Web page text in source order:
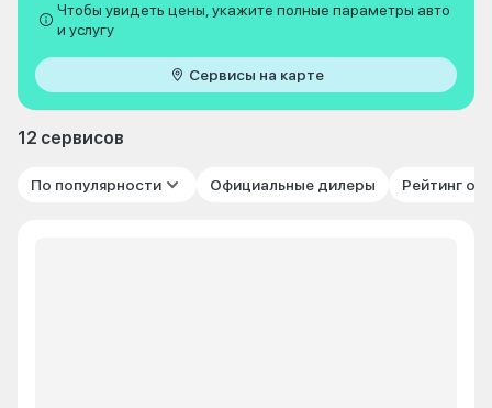
Чтобы увидеть цены, укажите полные параметры авто
и услугу
Сервисы на карте
12 сервисов
По популярности Официальные дилеры Рейтинг